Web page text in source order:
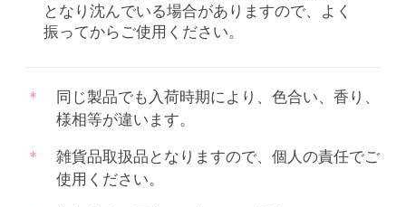
となり沈んでいる場合がありますので、よく
振ってからご使用ください。
同じ製品でも入荷時期により、色合い、香り、
様相等が違います。
雑貨品取扱品となりますので、個人の責任でご
使用ください。